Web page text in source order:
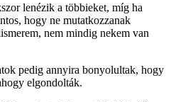
lenézik a többieket, míg ha
hogy ne mutatkozzanak
nem mindig nekem van
pedig annyira bonyolultak, hogy
elgondolták.